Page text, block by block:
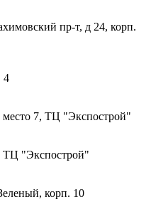
пр-т, д 24, корп.
4
7, ТЦ "Экспострой"
ТЦ "Экспострой"
корп. 10